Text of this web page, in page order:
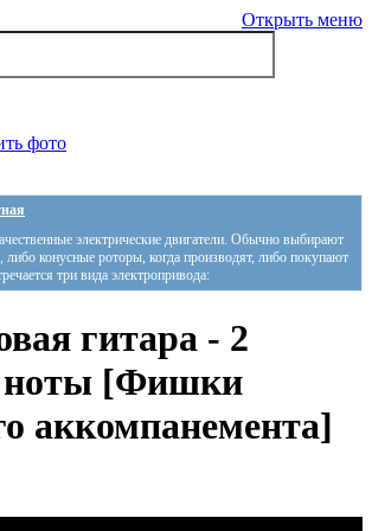
Открыть меню
фото
электрические двигатели. Обычно выбирают
либо конусные роторы, когда производят, либо покупают
три вида электропривода:
гитара - 2
ноты [Фишки
аккомпанемента]